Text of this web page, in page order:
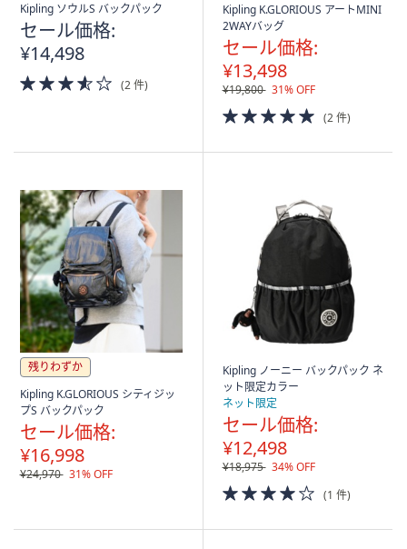
Kipling ソウルS バックパック
セール価格:
¥14,498
3.5
of
(2 件)
Kipling K.GLORIOUS アートMINI
2WAYバッグ
セール価格:
¥13,498
¥19,800 31% OFF
5.0
of
(2 件)
残りわずか
Kipling K.GLORIOUS シティジッ
プS バックパック
セール価格:
¥16,998
¥24,970 31% OFF
Kipling ノーニー バックパック ネ
ット限定カラー
ネット限定
セール価格:
¥12,498
¥18,975 34% OFF
4.0
of
(1 件)